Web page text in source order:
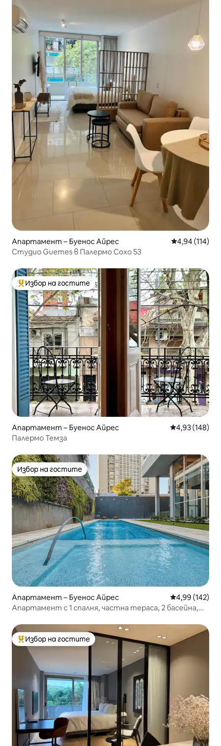
Апартамент – Буенос Айрес Средна
4,94 (114)
Студио Guemes в Палермо Сохо 53
Най-популярен избор на гостите
Избор на гостите
Апартамент – Буенос Айрес Средна
4,93 (148)
Палермо Темза
Избор на гостите
Избор на гостите
Апартамент – Буенос Айрес Средна
4,99 (142)
Апартамент с 1 спалня, частна тераса, 2 басейна,
Най-популярен избор на гостите
Избор на гостите